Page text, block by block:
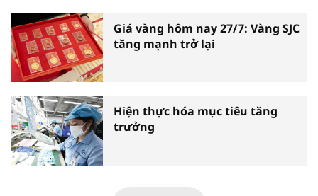
Giá vàng hôm nay 27/7: Vàng SJC
tăng mạnh trở lại
Hiện thực hóa mục tiêu tăng
trưởng